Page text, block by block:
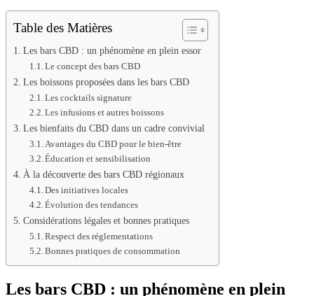
Table des Matières
Les bars CBD : un phénomène en plein essor
Le concept des bars CBD
Les boissons proposées dans les bars CBD
Les cocktails signature
Les infusions et autres boissons
Les bienfaits du CBD dans un cadre convivial
Avantages du CBD pour le bien-être
Éducation et sensibilisation
À la découverte des bars CBD régionaux
Des initiatives locales
Évolution des tendances
Considérations légales et bonnes pratiques
Respect des réglementations
Bonnes pratiques de consommation
Les bars CBD : un phénomène en plein